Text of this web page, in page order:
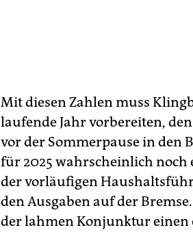
Mit diesen Zahlen muss
laufende Jahr vorbereiten,
vor der Sommerpause in den
für 2025 wahrscheinlich noch
der vorläufigen
den Ausgaben auf der
der lahmen Konjunktur einen